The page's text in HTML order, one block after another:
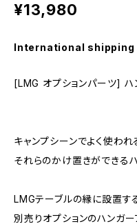
¥13,980
International shipping
[LMG オプションパーツ] ハ
キャンプシーンでよく使われ
それらのかけ置きができる
LMGテーブルの縁に設置す
別売りオプションのハンガ